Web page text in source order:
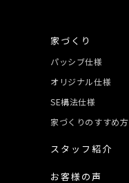
家づくり
パッシブ仕様
オリジナル仕様
SE構法仕様
家づくりのすすめ方
スタッフ紹介
お客様の声